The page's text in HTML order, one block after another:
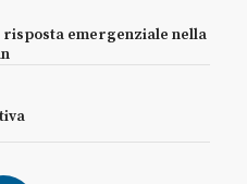
risposta emergenziale nella